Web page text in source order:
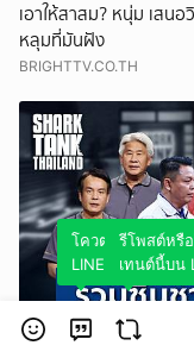
เอาให้สาสม? หนุ่ม เสน
หลุมที่มันฝัง
BRIGHTTV.CO.TH
โควตมุมมองขอ
LINE TODAY
รีโพสต์หรื
เทนต์นี้บน